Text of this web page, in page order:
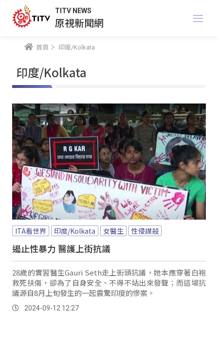
TITV NEWS
原視新聞網
首頁 印度/Kolkata
印度/Kolkata
ITA看世界 印度/Kolkata 女醫生 性侵謀殺
遏止性暴力 醫護上街抗議
28歲的實習醫生Gauri Seth走上街頭抗議，她本應穿著白袍
救死扶傷，卻為了自身安全、不得不站出來發聲；而這場抗
議源自8月上旬發生的一起震驚印度的慘案。
2024-09-12 12:27